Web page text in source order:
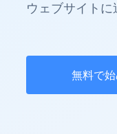
ウェブサイトに
無料で